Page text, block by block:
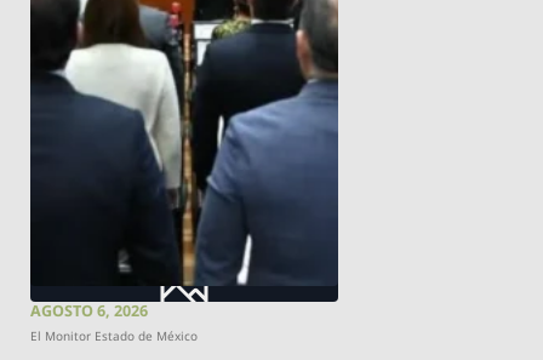
AGOSTO 6, 2026
El Monitor Estado de México